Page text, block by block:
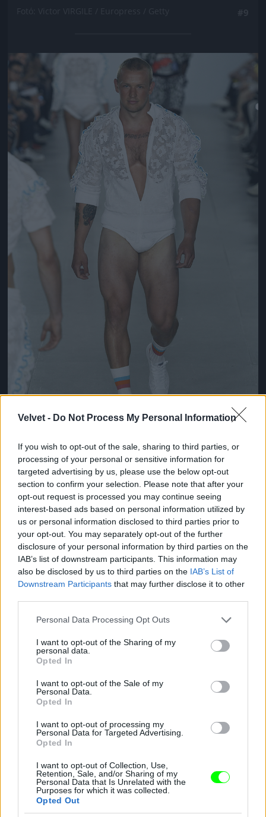
Velvet - Do Not Process My Personal Information
If you wish to opt-out of the sale, sharing to third parties, or
processing of your personal or sensitive information for
targeted advertising by us, please use the below opt-out
section to confirm your selection. Please note that after your
opt-out request is processed you may continue seeing
interest-based ads based on personal information utilized by
us or personal information disclosed to third parties prior to
your opt-out. You may separately opt-out of the further
disclosure of your personal information by third parties on the
IAB’s list of downstream participants. This information may
also be disclosed by us to third parties on the IAB’s List of
Downstream Participants that may further disclose it to other
Please note that this website/app uses one or more Google
not limited to your visit or usage behaviour. You may click to
grant or deny consent to Google and its third-party tags to
use your data for below specified purposes in below Google
consent section.
Personal Data Processing Opt Outs
I want to opt-out of the Sharing of my
personal data.
Opted In
I want to opt-out of the Sale of my
Personal Data.
Opted In
I want to opt-out of processing my
Personal Data for Targeted Advertising.
Opted In
I want to opt-out of Collection, Use,
Retention, Sale, and/or Sharing of my
Personal Data that Is Unrelated with the
Purposes for which it was collected.
Opted Out
Jön még kép!
Ez lesz a menő a következő nyári szezonban a
londoni divathét szerint
Fotó: Victor VIRGILE / Europress / Getty
Jön még kép!